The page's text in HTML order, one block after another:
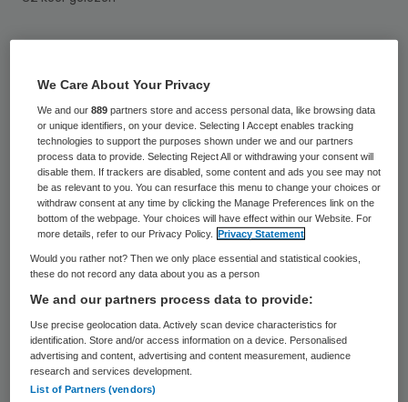
gaat samenwerken met Protinus IT om
zorgorganisaties ict-producten en -
diensten (op maat) aan te kunnen bieden.
Het bedrijf komt met deze nieuwe service
naar aanleiding van vragen van leden.
Veel zorgorganisaties worstelen volgens
Intrakoop met lastige ict-vraagstukken, die
licenties en exploitatie. Door gebrek aan
specialistische kennis en gebrek aan goede
partners kunnen projecten mislukken of
We Care About Your Privacy
We and our889 partners store and access personal data, like browsing data
or unique identifiers, on your device. Selecting I Accept enables tracking
technologies to support the purposes shown under we and our partners
process data to provide. Selecting Reject All or withdrawing your consent will
disable them. If trackers are disabled, some content and ads you see may not
be as relevant to you. You can resurface this menu to change your choices or
withdraw consent at any time by clicking the Manage Preferences link on the
bottom of the webpage. Your choices will have effect within our Website. For
more details, refer to our Privacy Policy.
Privacy Statement
Would you rather not? Then we only place essential and statistical cookies,
these do not record any data about you as a person
We and our partners process data to provide:
Use precise geolocation data. Actively scan device characteristics for
identification. Store and/or access information on a device. Personalised
advertising and content, advertising and content measurement, audience
research and services development.
List of Partners (vendors)